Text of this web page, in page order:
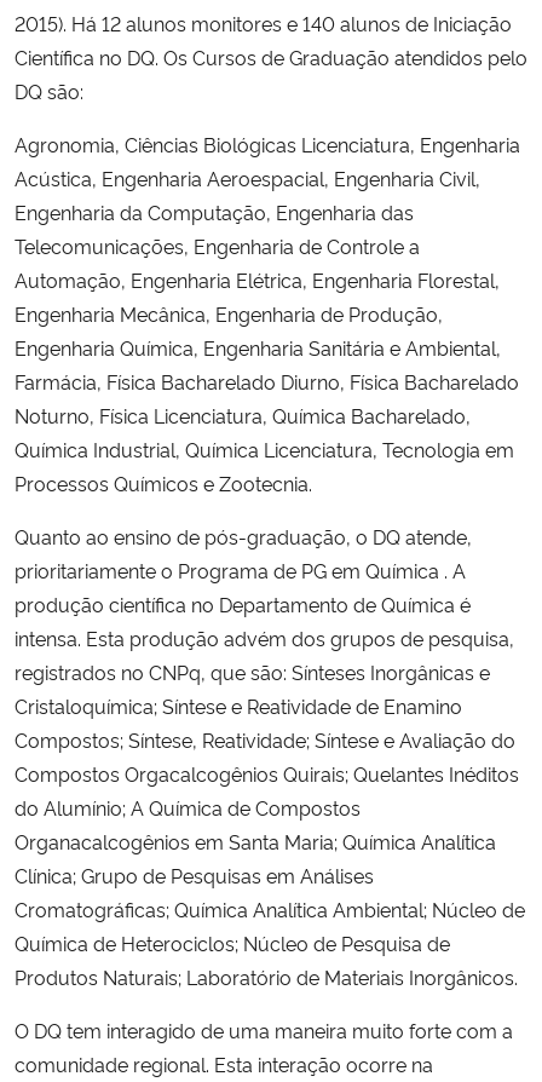
2015). Há 12 alunos monitores e 140 alunos de Iniciação
Científica no DQ. Os Cursos de Graduação atendidos pelo
DQ são:
Agronomia, Ciências Biológicas Licenciatura, Engenharia
Acústica, Engenharia Aeroespacial, Engenharia Civil,
Engenharia da Computação, Engenharia das
Telecomunicações, Engenharia de Controle a
Automação, Engenharia Elétrica, Engenharia Florestal,
Engenharia Mecânica, Engenharia de Produção,
Engenharia Química, Engenharia Sanitária e Ambiental,
Farmácia, Física Bacharelado Diurno, Física Bacharelado
Noturno, Física Licenciatura, Química Bacharelado,
Química Industrial, Química Licenciatura, Tecnologia em
Processos Químicos e Zootecnia.
Quanto ao ensino de pós-graduação, o DQ atende,
prioritariamente o Programa de PG em Química . A
produção científica no Departamento de Química é
intensa. Esta produção advém dos grupos de pesquisa,
registrados no CNPq, que são: Sínteses Inorgânicas e
Cristaloquímica; Síntese e Reatividade de Enamino
Compostos; Síntese, Reatividade; Síntese e Avaliação do
Compostos Orgacalcogênios Quirais; Quelantes Inéditos
do Alumínio; A Química de Compostos
Organacalcogênios em Santa Maria; Química Analítica
Clínica; Grupo de Pesquisas em Análises
Cromatográficas; Química Analítica Ambiental; Núcleo de
Química de Heterociclos; Núcleo de Pesquisa de
Produtos Naturais; Laboratório de Materiais Inorgânicos.
O DQ tem interagido de uma maneira muito forte com a
comunidade regional. Esta interação ocorre na